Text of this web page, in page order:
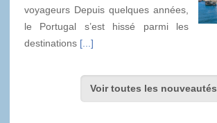
voyageurs Depuis quelques années,
le Portugal s’est hissé parmi les
destinations [...]
Voir toutes les nouveautés